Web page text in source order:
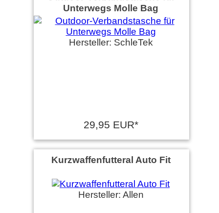
Unterwegs Molle Bag
Hersteller: SchleTek
29,95 EUR*
Kurzwaffenfutteral Auto Fit
Hersteller: Allen